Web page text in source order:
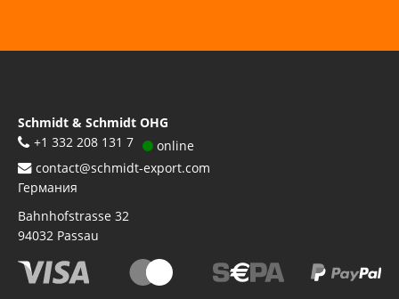
Schmidt & Schmidt OHG
+1 332 208 131 7
online
contact@schmidt-export.com
Германия
Bahnhofstrasse 32
94032 Passau